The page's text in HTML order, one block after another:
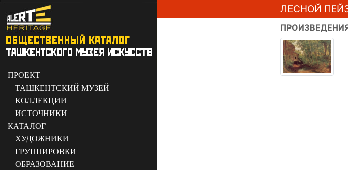
ПРОЕКТ
ТАШКЕНТСКИЙ МУЗЕЙ
КОЛЛЕКЦИИ
ИСТОЧНИКИ
КАТАЛОГ
ХУДОЖНИКИ
ГРУППИРОВКИ
ОБРАЗОВАНИЕ
ЛЕСНОЙ